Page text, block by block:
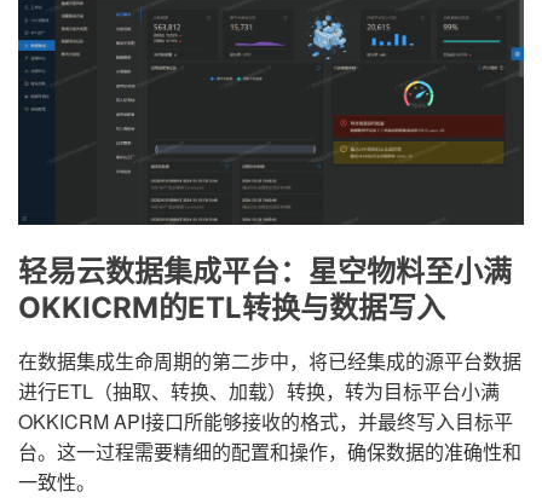
轻易云数据集成平台：星空物料至小满
OKKICRM的ETL转换与数据写入
在数据集成生命周期的第二步中，将已经集成的源平台数据
进行ETL（抽取、转换、加载）转换，转为目标平台小满
OKKICRM API接口所能够接收的格式，并最终写入目标平
台。这一过程需要精细的配置和操作，确保数据的准确性和
一致性。